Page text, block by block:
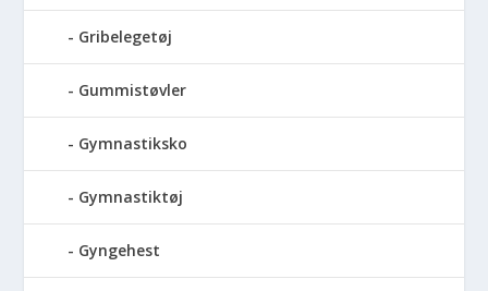
Gribelegetøj
Gummistøvler
Gymnastiksko
Gymnastiktøj
Gyngehest